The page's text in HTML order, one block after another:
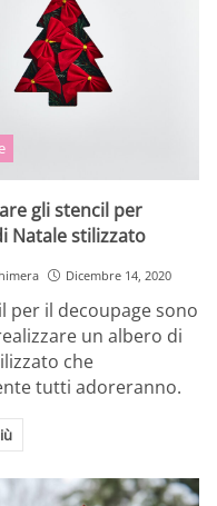
gli stencil per
Natale stilizzato
Dicembre 14, 2020
per il decoupage sono
un albero di
che
tutti adoreranno.